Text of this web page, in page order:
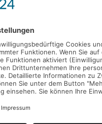
des oben genannten
vorgeschriebenen
Websitebesucher nur